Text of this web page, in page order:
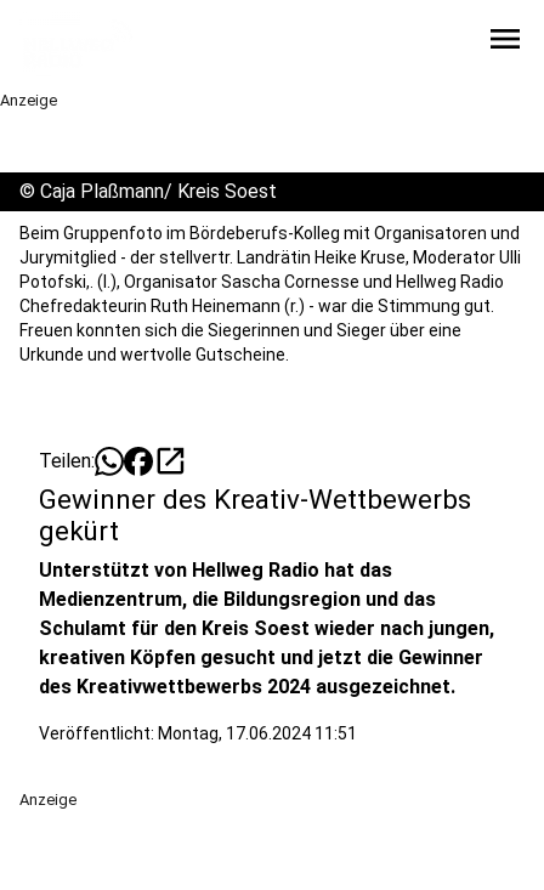
menu
Anzeige
© Caja Plaßmann/ Kreis Soest
Beim Gruppenfoto im Bördeberufs-Kolleg mit Organisatoren und
Jurymitglied - der stellvertr. Landrätin Heike Kruse, Moderator Ulli
Potofski,. (l.), Organisator Sascha Cornesse und Hellweg Radio
Chefredakteurin Ruth Heinemann (r.) - war die Stimmung gut.
Freuen konnten sich die Siegerinnen und Sieger über eine
Urkunde und wertvolle Gutscheine.
Teilen: open_in_new
Gewinner des Kreativ-Wettbewerbs
gekürt
Unterstützt von Hellweg Radio hat das
Medienzentrum, die Bildungsregion und das
Schulamt für den Kreis Soest wieder nach jungen,
kreativen Köpfen gesucht und jetzt die Gewinner
des Kreativwettbewerbs 2024 ausgezeichnet.
Veröffentlicht: Montag, 17.06.2024 11:51
Anzeige